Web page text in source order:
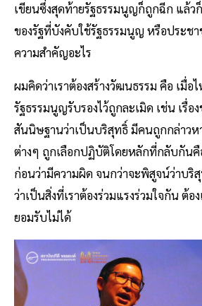
เขียนซึ่งสุดท้ายรัฐธรรมนูญก็ถูกฉีก แล้ว
ของรัฐที่บังคับใช้รัฐธรรมนูญ หรือประช
ความสำคัญอะไร
ผมคิดว่าเราต้องสร้างวัฒนธรรม คือ เมื่
รัฐธรรมนูญรับรองไว้ถูกละเมิด เช่น เรื่อ
สันนิษฐานว่าเป็นบริสุทธิ์ มีคนถูกกล่าวห
ต่างๆ ถูกเลือกปฏิบัติโดยหลักที่กลับกัน
ก่อนว่ามีความผิด จนกว่าจะพิสูจน์ว่าบริ
ว่าเป็นสิ่งที่เราต้องร่วมแรงร่วมใจกัน ต้อ
ยอมรับไม่ได้